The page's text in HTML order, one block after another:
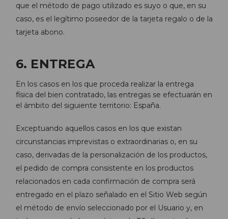
que el método de pago utilizado es suyo o que, en su
caso, es el legítimo poseedor de la tarjeta regalo o de la
tarjeta abono.
6. ENTREGA
En los casos en los que proceda realizar la entrega
física del bien contratado, las entregas se efectuarán en
el ámbito del siguiente territorio: España.
Exceptuando aquellos casos en los que existan
circunstancias imprevistas o extraordinarias o, en su
caso, derivadas de la personalización de los productos,
el pedido de compra consistente en los productos
relacionados en cada confirmación de compra será
entregado en el plazo señalado en el Sitio Web según
el método de envío seleccionado por el Usuario y, en